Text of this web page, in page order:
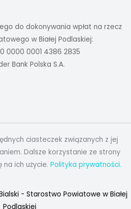
do dokonywania wpłat na rzecz
w Białej Podlaskiej:
0000 0001 4386 2835
Bank Polska S.A.
ciasteczek związanych z jej
Dalsze korzystanie ze strony
na ich użycie. Polityka prywatności.
- Starostwo Powiatowe w Białej
Podlaskiej